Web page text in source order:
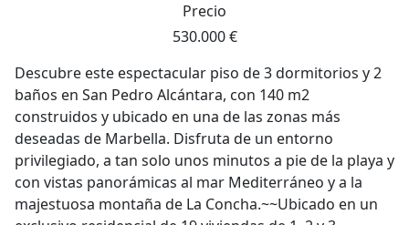
Precio
530.000 €
Descubre este espectacular piso de 3 dormitorios y 2
baños en San Pedro Alcántara, con 140 m2
construidos y ubicado en una de las zonas más
deseadas de Marbella. Disfruta de un entorno
privilegiado, a tan solo unos minutos a pie de la playa y
con vistas panorámicas al mar Mediterráneo y a la
majestuosa montaña de La Concha.~~Ubicado en un